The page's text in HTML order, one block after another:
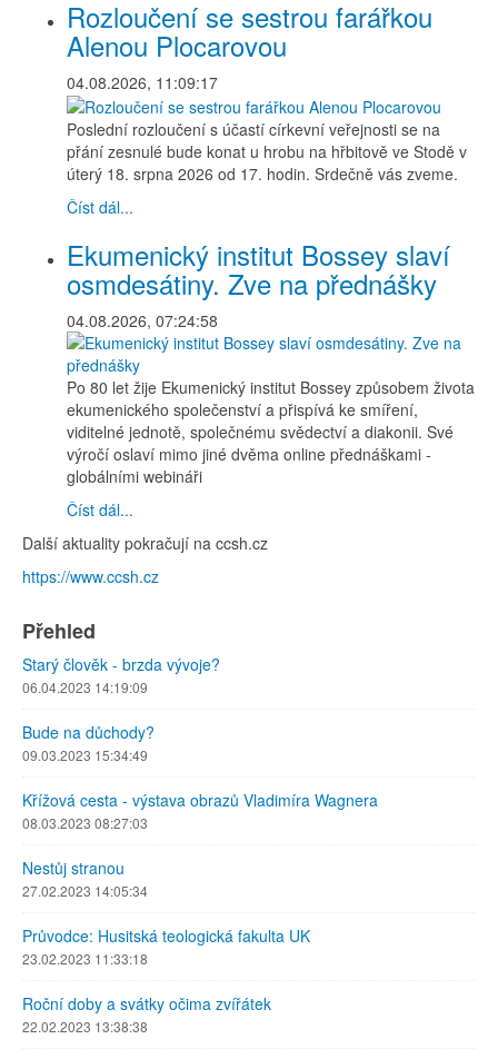
Rozloučení se sestrou farářkou
Alenou Plocarovou
04.08.2026, 11:09:17
Poslední rozloučení s účastí církevní veřejnosti se na
přání zesnulé bude konat u hrobu na hřbitově ve Stodě v
úterý 18. srpna 2026 od 17. hodin. Srdečně vás zveme.
Číst dál...
Ekumenický institut Bossey slaví
osmdesátiny. Zve na přednášky
04.08.2026, 07:24:58
Po 80 let žije Ekumenický institut Bossey způsobem života
ekumenického společenství a přispívá ke smíření,
viditelné jednotě, společnému svědectví a diakonii. Své
výročí oslaví mimo jiné dvěma online přednáškami -
globálními webináři
Číst dál...
Další aktuality pokračují na ccsh.cz
https://www.ccsh.cz
Přehled
Starý člověk - brzda vývoje?
06.04.2023 14:19:09
Bude na důchody?
09.03.2023 15:34:49
Křížová cesta - výstava obrazů Vladimíra Wagnera
08.03.2023 08:27:03
Nestůj stranou
27.02.2023 14:05:34
Průvodce: Husitská teologická fakulta UK
23.02.2023 11:33:18
Roční doby a svátky očima zvířátek
22.02.2023 13:38:38